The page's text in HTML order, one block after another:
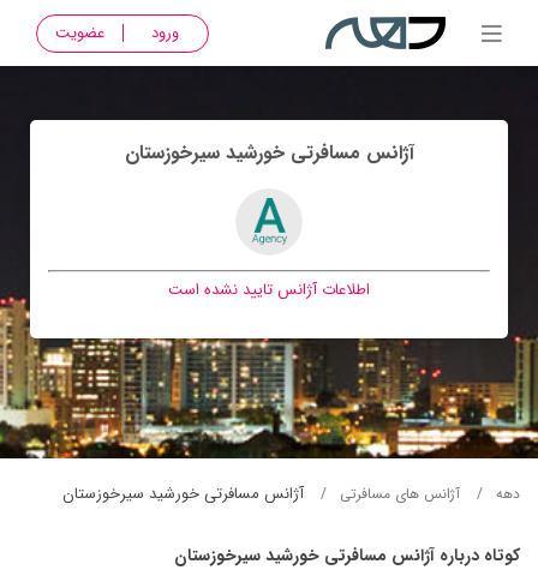
ورود عضویت
آژانس مسافرتی خورشيد سيرخوزستان
اطلاعات آژانس تایید نشده است
دهه آژانس های مسافرتی آژانس مسافرتی خورشيد سيرخوزستان
کوتاه درباره آژانس مسافرتی خورشيد سيرخوزستان